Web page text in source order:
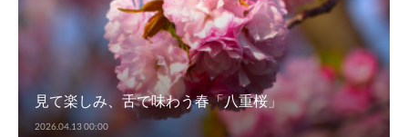
見て楽しみ、舌で味わう春「八重桜」
2026.04.13 00:00